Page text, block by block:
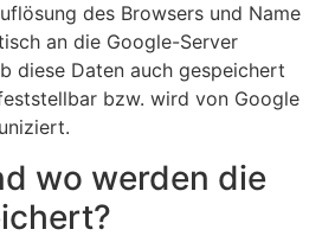
des Browsers und Name
an die Google-Server
diese Daten auch gespeichert
bzw. wird von Google
wo werden die